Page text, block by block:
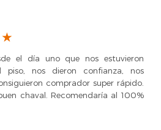
el día uno que nos estuvieron
piso, nos dieron confianza, nos
comprador super rápido.
chaval. Recomendaría al 100%